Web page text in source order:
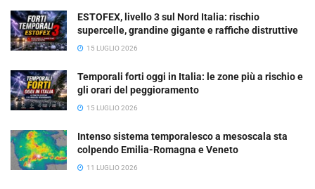
ESTOFEX, livello 3 sul Nord Italia: rischio
supercelle, grandine gigante e raffiche distruttive
15 LUGLIO 2026
Temporali forti oggi in Italia: le zone più a rischio e
gli orari del peggioramento
15 LUGLIO 2026
Intenso sistema temporalesco a mesoscala sta
colpendo Emilia-Romagna e Veneto
11 LUGLIO 2026